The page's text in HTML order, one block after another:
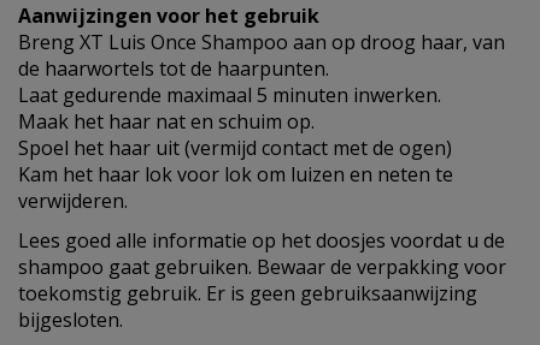
Aanwijzingen voor het gebruik
Breng XT Luis Once Shampoo aan op droog haar, van
de haarwortels tot de haarpunten.
Laat gedurende maximaal 5 minuten inwerken.
Maak het haar nat en schuim op.
Spoel het haar uit (vermijd contact met de ogen)
Kam het haar lok voor lok om luizen en neten te
verwijderen.
Lees goed alle informatie op het doosjes voordat u de
shampoo gaat gebruiken. Bewaar de verpakking voor
toekomstig gebruik. Er is geen gebruiksaanwijzing
bijgesloten.